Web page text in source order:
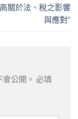
關於法、稅之影響
與應對”
公開。 必填